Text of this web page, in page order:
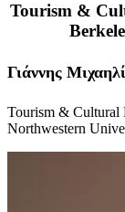
Tourism &
Γιάννης
Tourism & Cultural
Northwestern